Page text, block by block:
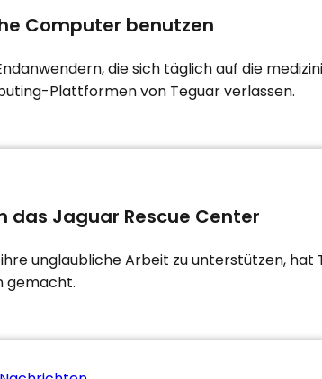
Computer benutzen
die sich täglich auf die
Plattformen von Teguar verlassen.
Jaguar Rescue Center
unglaubliche Arbeit zu unterstützen, hat
gemacht.